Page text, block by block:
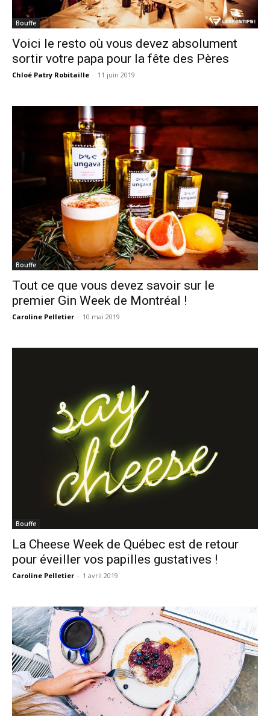
Bouffe
Voici le resto où vous devez absolument
sortir votre papa pour la fête des Pères
Chloé Patry Robitaille - 11 juin 2019
Bouffe
Tout ce que vous devez savoir sur le
premier Gin Week de Montréal !
Caroline Pelletier - 10 mai 2019
Bouffe
La Cheese Week de Québec est de retour
pour éveiller vos papilles gustatives !
Caroline Pelletier - 1 avril 2019